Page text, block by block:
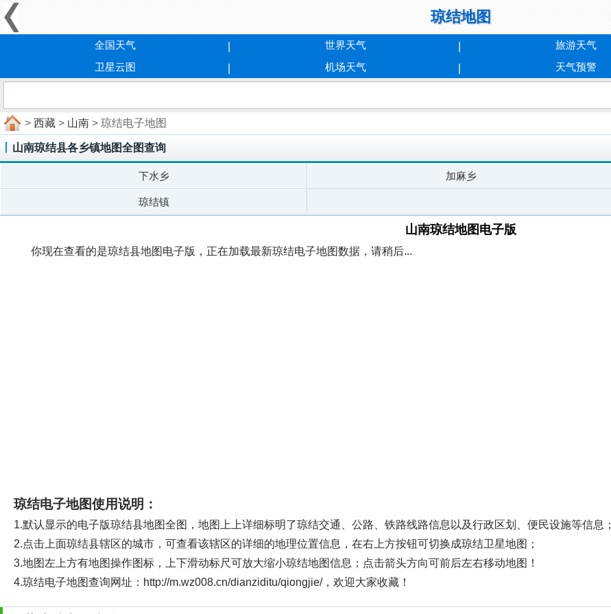
琼结地图
全国天气 世界天气 旅游天气
卫星云图
机场天气 天气预警
> 西藏 > 山南 > 琼结电子地图
山南琼结县各乡镇地图全图查询
下水乡 加麻乡
琼结镇
山南琼结地图电子版
你现在查看的是琼结县地图电子版，正在加载最新琼结电子地图数据，请稍后...
琼结电子地图使用说明：
1.默认显示的电子版琼结县地图全图，地图上上详细标明了琼结交通、公路、铁路线路信息以及行政区划、便民设施等信息；
2.点击上面琼结县辖区的城市，可查看该辖区的详细的地理位置信息，在右上方按钮可切换成琼结卫星地图；
3.地图左上方有地图操作图标，上下滑动标尺可放大缩小琼结地图信息；点击箭头方向可前后左右移动地图！
4.琼结电子地图查询网址：http://m.wz008.cn/dianziditu/qiongjie/，欢迎大家收藏！